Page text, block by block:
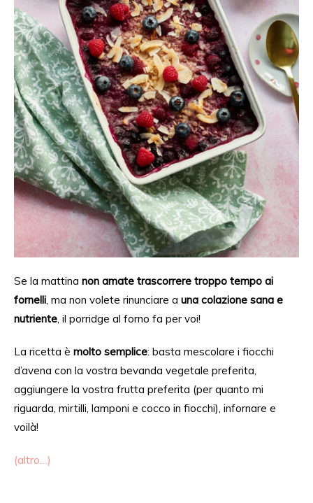
Se la mattina non amate trascorrere troppo tempo ai
fornelli, ma non volete rinunciare a una colazione sana e
nutriente, il porridge al forno fa per voi!
La ricetta è molto semplice: basta mescolare i fiocchi
d’avena con la vostra bevanda vegetale preferita,
aggiungere la vostra frutta preferita (per quanto mi
riguarda, mirtilli, lamponi e cocco in fiocchi), infornare e
voilà!
(altro…)